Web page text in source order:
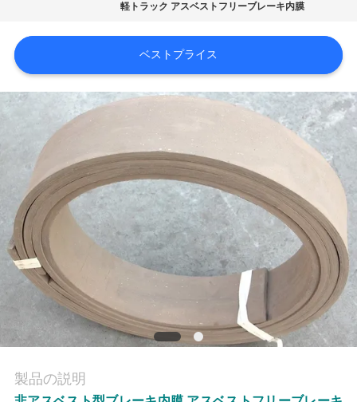
品
質
理
私
達
に
絡
し
軽トラック アスベストフリーブレーキ内膜
ベストプライス
製品の説明